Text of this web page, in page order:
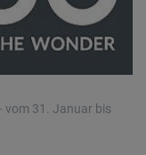
vom 31. Januar bis